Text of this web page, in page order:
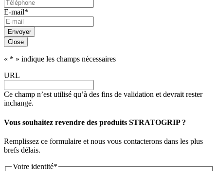
E-mail*
Envoyer
Close
« * » indique les champs nécessaires
URL
Ce champ n’est utilisé qu’à des fins de validation et devrait rester
inchangé.
Vous souhaitez revendre des produits STRATOGRIP ?
Remplissez ce formulaire et nous vous contacterons dans les plus
brefs délais.
Votre identité*